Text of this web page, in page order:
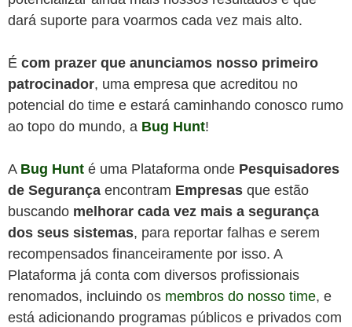
dará suporte para voarmos cada vez mais alto.
É com prazer que anunciamos nosso primeiro
patrocinador, uma empresa que acreditou no
potencial do time e estará caminhando conosco rumo
ao topo do mundo, a Bug Hunt!
A Bug Hunt é uma Plataforma onde Pesquisadores
de Segurança encontram Empresas que estão
buscando melhorar cada vez mais a segurança
dos seus sistemas, para reportar falhas e serem
recompensados financeiramente por isso. A
Plataforma já conta com diversos profissionais
renomados, incluindo os membros do nosso time, e
está adicionando programas públicos e privados com